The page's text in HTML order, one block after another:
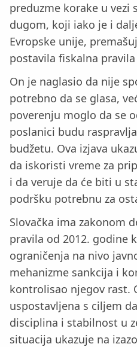
preduzme korake u vezi
dugom, koji iako je i
Evropske unije,
postavila fiskalna pravila
On je naglasio da nije
potrebno da se glasa,
poverenju moglo da se
poslanici budu
budžetu. Ova izjava
da iskoristi vreme za
i da veruje da će biti u
podršku potrebnu za
Slovačka ima zakonom
pravila od 2012. godine
ograničenja na nivo
mehanizme sankcija i
kontrolisao njegov rast.
uspostavljena s ciljem
disciplina i stabilnost u
situacija ukazuje na